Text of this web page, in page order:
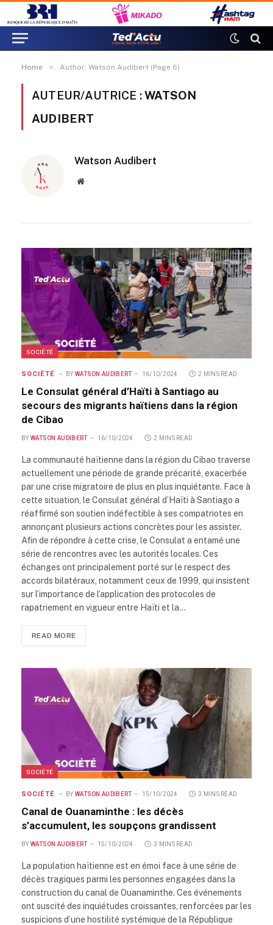
Home » Author: Watson Audibert (Page 6)
AUTEUR/AUTRICE :WATSON
AUDIBERT
Watson Audibert
Website
SOCIÉTÉ
SOCIÉTÉ BY WATSON AUDIBERT 16/10/2024 2 MINS READ
Le Consulat général d’Haïti à Santiago au
secours des migrants haïtiens dans la région
de Cibao
BY WATSON AUDIBERT 16/10/2024 2 MINS READ
La communauté haïtienne dans la région du Cibao traverse
actuellement une période de grande précarité, exacerbée
par une crise migratoire de plus en plus inquiétante. Face à
cette situation, le Consulat général d’Haïti à Santiago a
réaffirmé son soutien indéfectible à ses compatriotes en
annonçant plusieurs actions concrètes pour les assister.
Afin de répondre à cette crise, le Consulat a entamé une
série de rencontres avec les autorités locales. Ces
échanges ont principalement porté sur le respect des
accords bilatéraux, notamment ceux de 1999, qui insistent
sur l’importance de l’application des protocoles de
rapatriement en vigueur entre Haïti et la…
READ MORE
SOCIÉTÉ
SOCIÉTÉ BY WATSON AUDIBERT 15/10/2024 3 MINS READ
Canal de Ouanaminthe : les décès
s’accumulent, les soupçons grandissent
BY WATSON AUDIBERT 15/10/2024 3 MINS READ
La population haïtienne est en émoi face à une série de
décès tragiques parmi les personnes engagées dans la
construction du canal de Ouanaminthe. Ces événements
ont suscité des inquiétudes croissantes, renforcées par les
suspicions d’une hostilité systémique de la République